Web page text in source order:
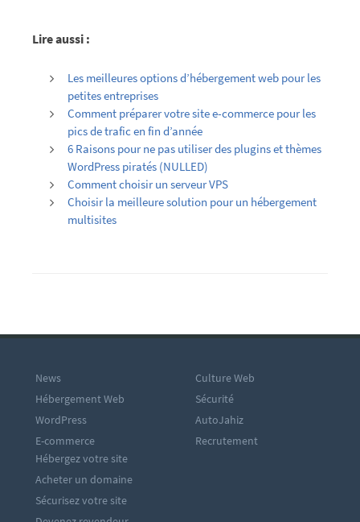
Lire aussi :
Les meilleures options d’hébergement web pour les
petites entreprises
Comment préparer votre site e-commerce pour les
pics de trafic en fin d’année
6 Raisons pour ne pas utiliser des plugins et thèmes
WordPress piratés (NULLED)
Comment choisir un serveur VPS
Choisir la meilleure solution pour un hébergement
multisites
News
Hébergement Web
WordPress
E-commerce
Culture Web
Sécurité
AutoJahiz
Recrutement
Hébergez votre site
Acheter un domaine
Sécurisez votre site